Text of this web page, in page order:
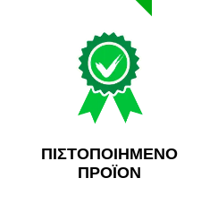
ΠΙΣΤΟΠΟΙΗΜΕΝΟ
ΠΡΟΪΟΝ